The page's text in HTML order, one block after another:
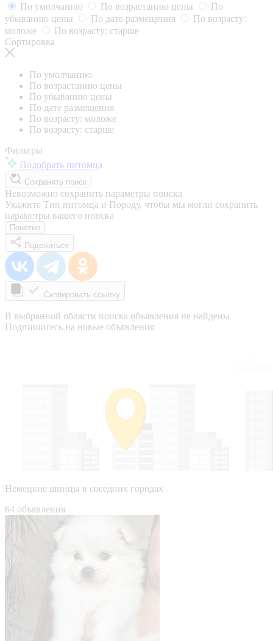
По умолчанию
По возрастанию цены
По
убыванию цены
По дате размещения
По возрасту:
моложе
По возрасту: старше
Сортировка
По умолчанию
По возрастанию цены
По убыванию цены
По дате размещения
По возрасту: моложе
По возрасту: старше
Фильтры
Подобрать питомца
Сохранить поиск
Невозможно сохранить параметры поиска
Укажите Тип питомца и Породу, чтобы мы могли сохранить
параметры вашего поиска
Понятно
Поделиться
Скопировать ссылку
В выбранной области поиска объявления не найдены
Подпишитесь на новые объявления
Немецкие шпицы в соседних городах
64 объявления